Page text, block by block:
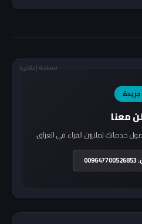
مساحة إعلانية
جريدة
معنا
خدماتك لملايين القراء في العراق.